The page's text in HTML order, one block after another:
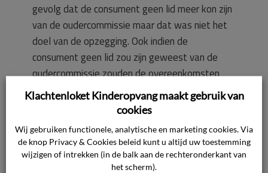
gevolg dat de consument geen lid meer kon zijn
van de oudercommissie maar dat was niet het
doel van de opzegging. Ook indien de
consument geen lid zou zijn geweest van de
oudercommissie zouden de overeenkomsten
eenzijdig zijn opgezegd om de eerdergenoemde
reden. Volgens de ondernemer is de relatie
vertrouwen meer is in een gezamenlijke
toekomst.
Klachtenloket Kinderopvang maakt gebruik van
cookies
Wij gebruiken functionele, analytische en marketing cookies. Via
de knop Privacy & Cookies beleid kunt u altijd uw toestemming
wijzigen of intrekken (in de balk aan de rechteronderkant van
het scherm).